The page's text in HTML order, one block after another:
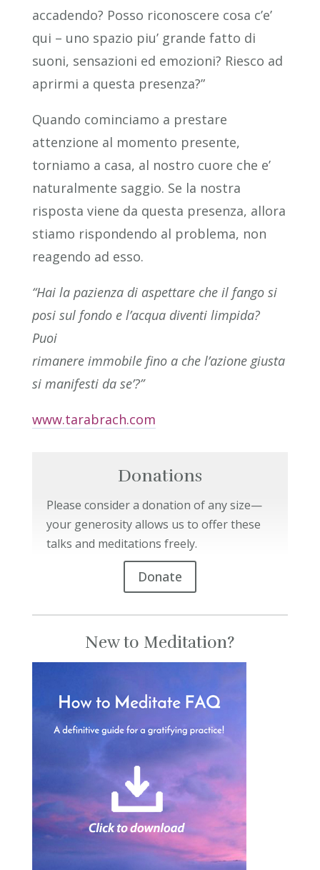
accadendo? Posso riconoscere cosa c’e’
qui – uno spazio piu’ grande fatto di
suoni, sensazioni ed emozioni? Riesco ad
aprirmi a questa presenza?”
Quando cominciamo a prestare
attenzione al momento presente,
torniamo a casa, al nostro cuore che e’
naturalmente saggio. Se la nostra
risposta viene da questa presenza, allora
stiamo rispondendo al problema, non
reagendo ad esso.
“Hai la pazienza di aspettare che il fango si
posi sul fondo e l’acqua diventi limpida?
Puoi
rimanere immobile fino a che l’azione giusta
si manifesti da se’?”
www.tarabrach.com
Donations
Please consider a donation of any size—
your generosity allows us to offer these
talks and meditations freely.
Donate
New to Meditation?